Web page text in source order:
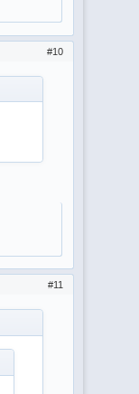
10
11